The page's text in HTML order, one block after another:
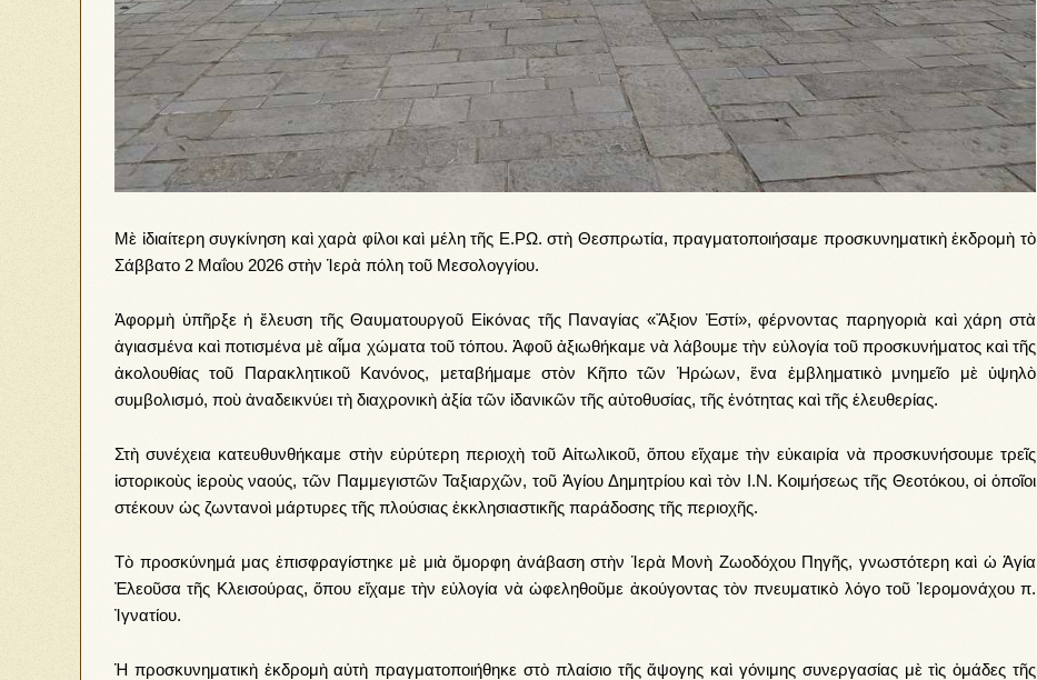
Μὲ ἰδιαίτερη συγκίνηση καὶ χαρὰ φίλοι καὶ μέλη τῆς Ε.ΡΩ. στὴ Θεσπρωτία, πραγματοποιήσαμε προσκυνηματικὴ ἐκδρομὴ τὸ
Σάββατο 2 Μαΐου 2026 στὴν Ἱερὰ πόλη τοῦ Μεσολογγίου.
Ἀφορμὴ ὑπῆρξε ἡ ἔλευση τῆς Θαυματουργοῦ Εἰκόνας τῆς Παναγίας «Ἄξιον Ἐστί», φέρνοντας παρηγοριὰ καὶ χάρη στὰ
ἁγιασμένα καὶ ποτισμένα μὲ αἷμα χώματα τοῦ τόπου. Ἀφοῦ ἀξιωθήκαμε νὰ λάβουμε τὴν εὐλογία τοῦ προσκυνήματος καὶ τῆς
ἀκολουθίας τοῦ Παρακλητικοῦ Κανόνος, μεταβήμαμε στὸν Κῆπο τῶν Ἡρώων, ἕνα ἐμβληματικὸ μνημεῖο μὲ ὑψηλὸ
συμβολισμό, ποὺ ἀναδεικνύει τὴ διαχρονικὴ ἀξία τῶν ἰδανικῶν τῆς αὐτοθυσίας, τῆς ἑνότητας καὶ τῆς ἐλευθερίας.
Στὴ συνέχεια κατευθυνθήκαμε στὴν εὐρύτερη περιοχὴ τοῦ Αἰτωλικοῦ, ὅπου εἴχαμε τὴν εὐκαιρία νὰ προσκυνήσουμε τρεῖς
ἱστορικοὺς ἱεροὺς ναούς, τῶν Παμμεγιστῶν Ταξιαρχῶν, τοῦ Ἁγίου Δημητρίου καὶ τὸν Ι.Ν. Κοιμήσεως τῆς Θεοτόκου, οἱ ὁποῖοι
στέκουν ὡς ζωντανοὶ μάρτυρες τῆς πλούσιας ἐκκλησιαστικῆς παράδοσης τῆς περιοχῆς.
Τὸ προσκύνημά μας ἐπισφραγίστηκε μὲ μιὰ ὄμορφη ἀνάβαση στὴν Ἱερὰ Μονὴ Ζωοδόχου Πηγῆς, γνωστότερη καὶ ὡ Ἁγία
Ἐλεοῦσα τῆς Κλεισούρας, ὅπου εἴχαμε τὴν εὐλογία νὰ ὠφεληθοῦμε ἀκούγοντας τὸν πνευματικὸ λόγο τοῦ Ἱερομονάχου π.
Ἰγνατίου.
Ἡ προσκυνηματικὴ ἐκδρομὴ αὐτὴ πραγματοποιήθηκε στὸ πλαίσιο τῆς ἄψογης καὶ γόνιμης συνεργασίας μὲ τὶς ὁμάδες τῆς